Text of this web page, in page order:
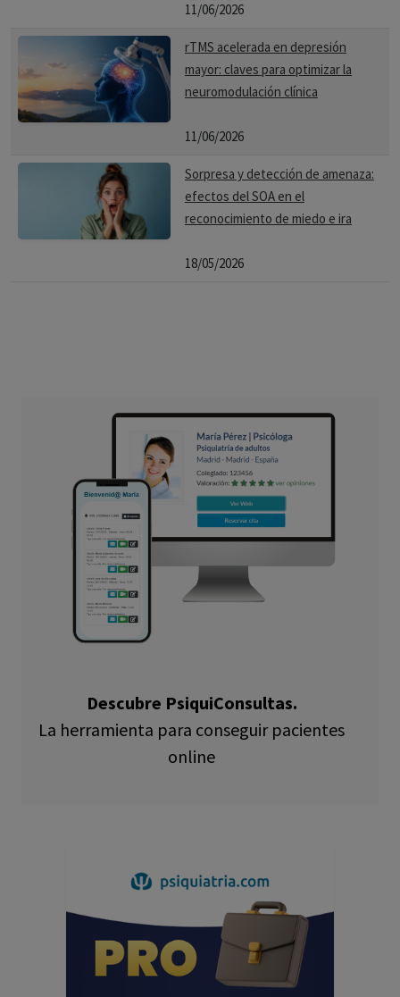
11/06/2026
rTMS acelerada en depresión
mayor: claves para optimizar la
neuromodulación clínica
11/06/2026
Sorpresa y detección de amenaza:
efectos del SOA en el
reconocimiento de miedo e ira
18/05/2026
Descubre PsiquiConsultas.
La herramienta para conseguir pacientes
online